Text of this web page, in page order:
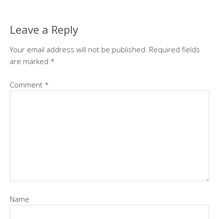
Leave a Reply
Your email address will not be published. Required fields
are marked *
Comment *
Name